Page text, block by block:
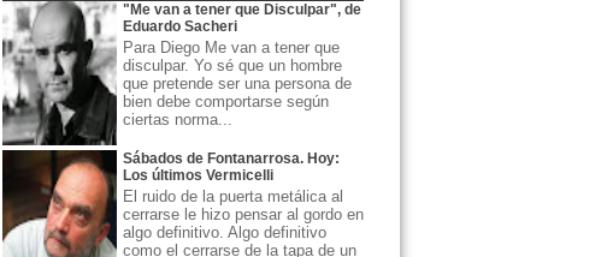
"Me van a tener que Disculpar", de
Eduardo Sacheri
Para Diego Me van a tener que
disculpar. Yo sé que un hombre
que pretende ser una persona de
bien debe comportarse según
ciertas norma...
Sábados de Fontanarrosa. Hoy:
Los últimos Vermicelli
El ruido de la puerta metálica al
cerrarse le hizo pensar al gordo en
algo definitivo. Algo definitivo
como el cerrarse de la tapa de un